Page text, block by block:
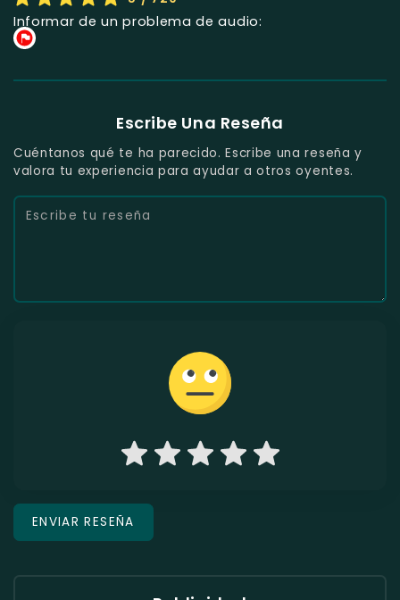
Informar de un problema de audio:
Escribe Una Reseña
Cuéntanos qué te ha parecido. Escribe una reseña y
valora tu experiencia para ayudar a otros oyentes.